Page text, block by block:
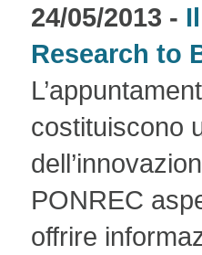
24/05/2013 -
Research to
costituiscono
PONREC
offrire